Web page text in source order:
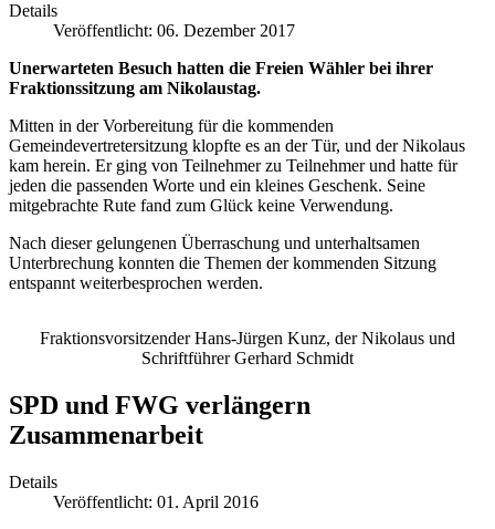
Details
Veröffentlicht: 06. Dezember 2017
Unerwarteten Besuch hatten die Freien Wähler bei ihrer
Fraktionssitzung am Nikolaustag.
Mitten in der Vorbereitung für die kommenden
Gemeindevertretersitzung klopfte es an der Tür, und der Nikolaus
kam herein. Er ging von Teilnehmer zu Teilnehmer und hatte für
jeden die passenden Worte und ein kleines Geschenk. Seine
mitgebrachte Rute fand zum Glück keine Verwendung.
Nach dieser gelungenen Überraschung und unterhaltsamen
Unterbrechung konnten die Themen der kommenden Sitzung
entspannt weiterbesprochen werden.
Fraktionsvorsitzender Hans-Jürgen Kunz, der Nikolaus und
Schriftführer Gerhard Schmidt
SPD und FWG verlängern
Zusammenarbeit
Details
Veröffentlicht: 01. April 2016